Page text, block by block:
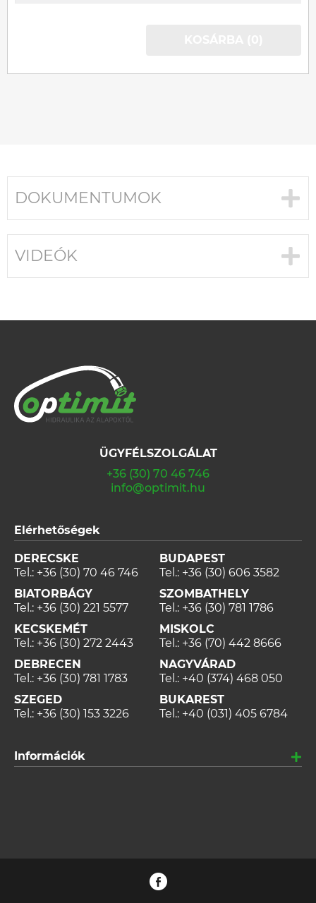
DOKUMENTUMOK
VIDEÓK
ÜGYFÉLSZOLGÁLAT
+36 (30) 70 46 746
info@optimit.hu
Elérhetőségek
DERECSKE
Tel.: +36 (30) 70 46 746
BIATORBÁGY
Tel.: +36 (30) 221 5577
KECSKEMÉT
Tel.: +36 (30) 272 2443
DEBRECEN
Tel.: +36 (30) 781 1783
SZEGED
Tel.: +36 (30) 153 3226
BUDAPEST
Tel.: +36 (30) 606 3582
SZOMBATHELY
Tel.: +36 (30) 781 1786
MISKOLC
Tel.: +36 (70) 442 8666
NAGYVÁRAD
Tel.: +40 (374) 468 050
BUKAREST
Tel.: +40 (031) 405 6784
Információk